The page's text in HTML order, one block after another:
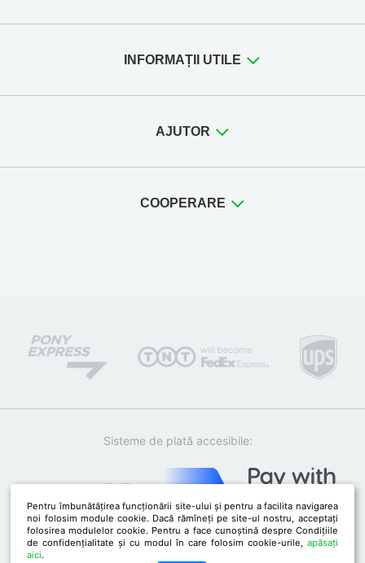
INFORMAȚII UTILE
AJUTOR
COOPERARE
Sisteme de plată accesibile:
Pentru îmbunătățirea funcționării site-ului și pentru a facilita navigarea
noi folosim module cookie. Dacă rămîneți pe site-ul nostru, acceptați
folosirea modulelor cookie. Pentru a face cunoștină despre Condițiile
de confidențialitate și cu modul în care folosim cookie-urile, apăsați
aici.